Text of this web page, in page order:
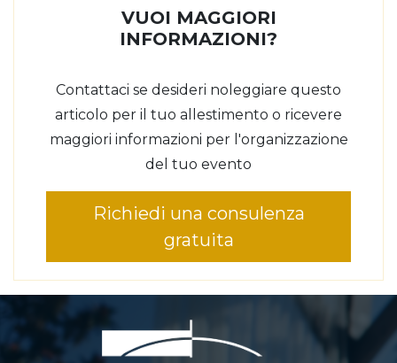
VUOI MAGGIORI
INFORMAZIONI?
Contattaci se desideri noleggiare questo
articolo per il tuo allestimento o ricevere
maggiori informazioni per l'organizzazione
del tuo evento
Richiedi una consulenza
gratuita